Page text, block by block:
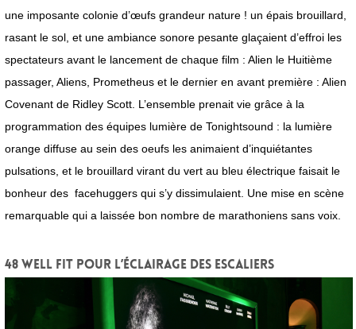
une imposante colonie d’œufs grandeur nature ! un épais brouillard,
rasant le sol, et une ambiance sonore pesante glaçaient d’effroi les
spectateurs avant le lancement de chaque film : Alien le Huitième
passager, Aliens, Prometheus et le dernier en avant première : Alien
Covenant de Ridley Scott. L’ensemble prenait vie grâce à la
programmation des équipes lumière de Tonightsound : la lumière
orange diffuse au sein des oeufs les animaient d’inquiétantes
pulsations, et le brouillard virant du vert au bleu électrique faisait le
bonheur des facehuggers qui s’y dissimulaient. Une mise en scène
remarquable qui a laissée bon nombre de marathoniens sans voix.
48 Well Fit pour l’éclairage des escaliers